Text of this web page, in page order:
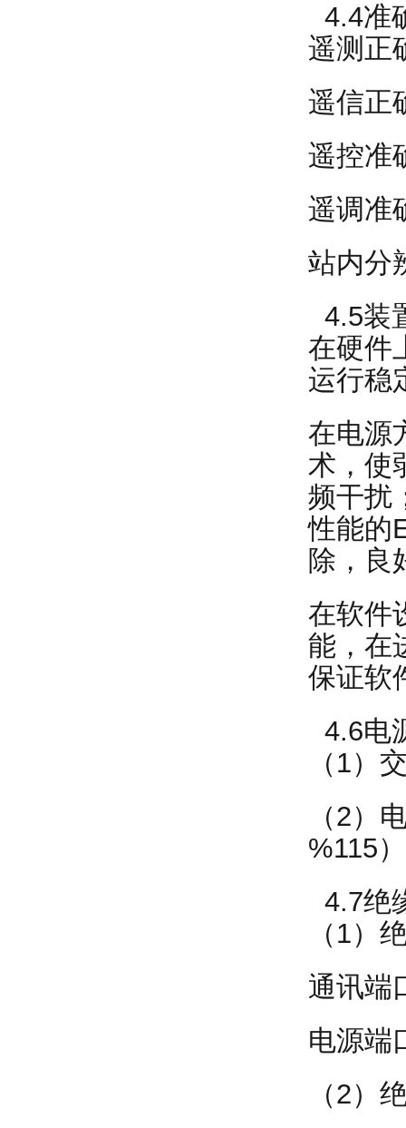
4.4准
遥测正
遥信正
遥控准
遥调准
站内分
4.5装
在硬件
运行稳
在电源
术，使
频干扰
性能的
除，良
在软件
能，在
保证软
4.6电
（1）
（2）
%115
4.7绝
（1）
通讯端
电源端
（2）